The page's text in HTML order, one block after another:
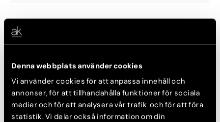
Denna webbplats använder cookies
Vi använder cookies för att anpassa innehåll och
annonser, för att tillhandahålla funktioner för sociala
medier och för att analysera vår trafik och för att föra
statistik. Vi delar också information om din
Estetiska behandlingar på Skin Center
Västerås
Fillersbehandlingar
Dermapenbehandling
Acneärr